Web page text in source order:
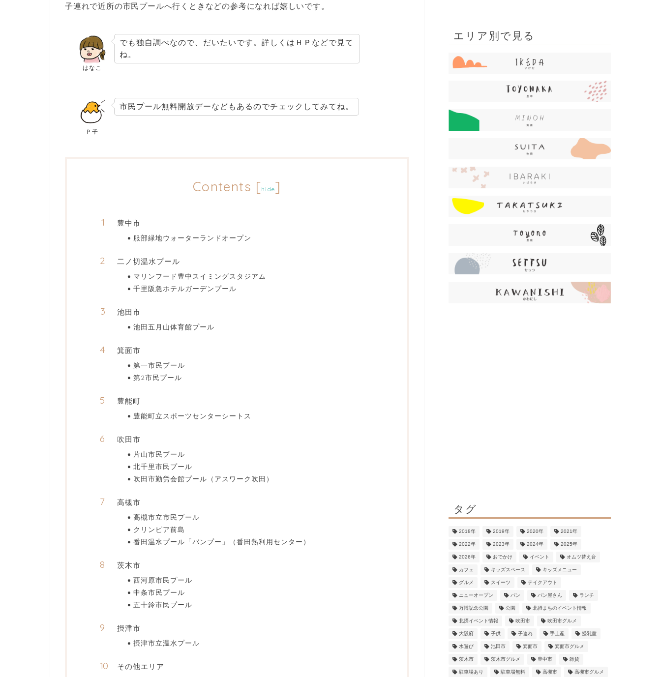
子連れで近所の市民プールへ行くときなどの参考になれば嬉しいです。
はなこ
でも独自調べなので、だいたいです。詳しくはＨＰなどで見て
ね。
Ｐ子
市民プール無料開放デーなどもあるのでチェックしてみてね。
Contents [hide]
豊中市
服部緑地ウォーターランドオープン
二ノ切温水プール
マリンフード豊中スイミングスタジアム
千里阪急ホテルガーデンプール
池田市
池田五月山体育館プール
箕面市
第一市民プール
第2市民プール
豊能町
豊能町立スポーツセンターシートス
吹田市
片山市民プール
北千里市民プール
吹田市勤労会館プール（アスワーク吹田）
高槻市
高槻市立市民プール
クリンピア前島
番田温水プール「バンプー」（番田熱利用センター）
茨木市
西河原市民プール
中条市民プール
五十鈴市民プール
摂津市
摂津市立温水プール
その他エリア
エリア別で見る
タグ
2018年 2019年 2020年 2021年
2022年 2023年 2024年 2025年
2026年 おでかけ イベント オムツ替え台
カフェ キッズスペース キッズメニュー
グルメ スイーツ テイクアウト
ニューオープン パン パン屋さん ランチ
万博記念公園 公園 北摂まちのイベント情報
北摂イベント情報 吹田市 吹田市グルメ
大阪府 子供 子連れ 手土産 授乳室
水遊び 池田市 箕面市 箕面市グルメ
茨木市 茨木市グルメ 豊中市 雑貨
駐車場あり 駐車場無料 高槻市 高槻市グルメ